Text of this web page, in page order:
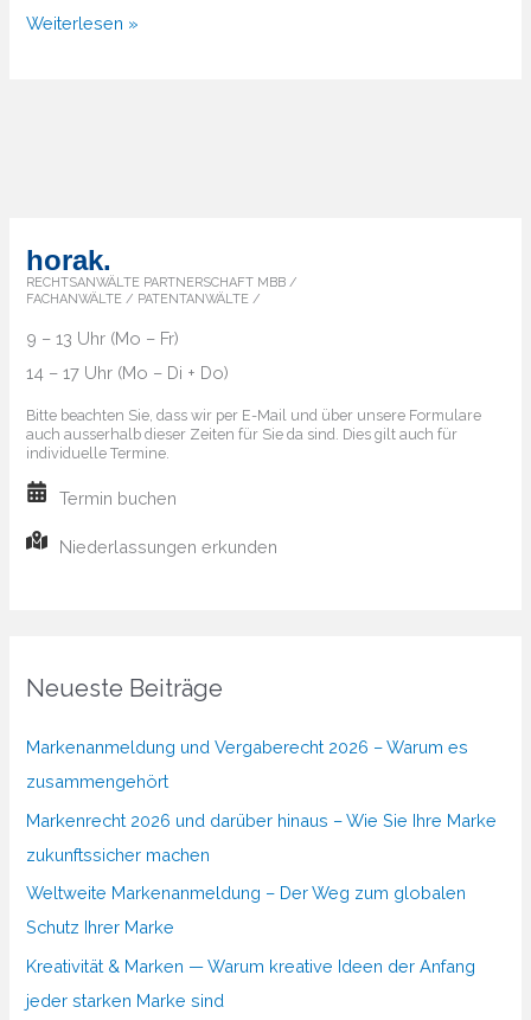
Von
die
Markenländer
Weiterlesen »
horak.
RECHTSANWÄLTE PARTNERSCHAFT MBB /
FACHANWÄLTE / PATENTANWÄLTE /
9 – 13 Uhr (Mo – Fr)
14 – 17 Uhr (Mo – Di + Do)
Bitte beachten Sie, dass wir per E-Mail und über unsere Formulare
auch ausserhalb dieser Zeiten für Sie da sind. Dies gilt auch für
individuelle Termine.
Termin buchen
Niederlassungen erkunden
Neueste Beiträge
Markenanmeldung und Vergaberecht 2026 – Warum es
zusammengehört
Markenrecht 2026 und darüber hinaus – Wie Sie Ihre Marke
zukunftssicher machen
Weltweite Markenanmeldung – Der Weg zum globalen
Schutz Ihrer Marke
Kreativität & Marken — Warum kreative Ideen der Anfang
jeder starken Marke sind